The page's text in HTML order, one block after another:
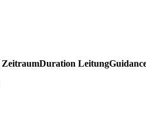
ZeitraumDuration Leitung